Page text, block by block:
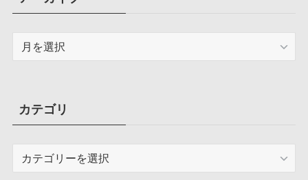
ブカテゴリ